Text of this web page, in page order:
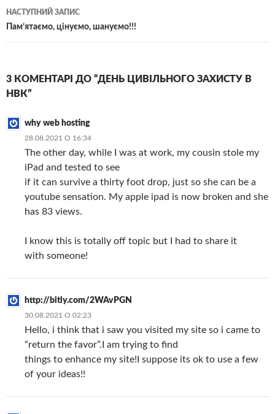
записам
НАСТУПНИЙ ЗАПИС
Пам’ятаємо, цінуємо, шануємо!!!
3 КОМЕНТАРІ ДО “ДЕНЬ ЦИВІЛЬНОГО ЗАХИСТУ В
НВК”
why web hosting
28.08.2021 О 16:34
The other day, while I was at work, my cousin stole my
iPad and tested to see
if it can survive a thirty foot drop, just so she can be a
youtube sensation. My apple ipad is now broken and she
has 83 views.
I know this is totally off topic but I had to share it
with someone!
http://bitly.com/2WAvPGN
30.08.2021 О 02:23
Hello, i think that i saw you visited my site so i came to
“return the favor”.I am trying to find
things to enhance my site!I suppose its ok to use a few
of your ideas!!